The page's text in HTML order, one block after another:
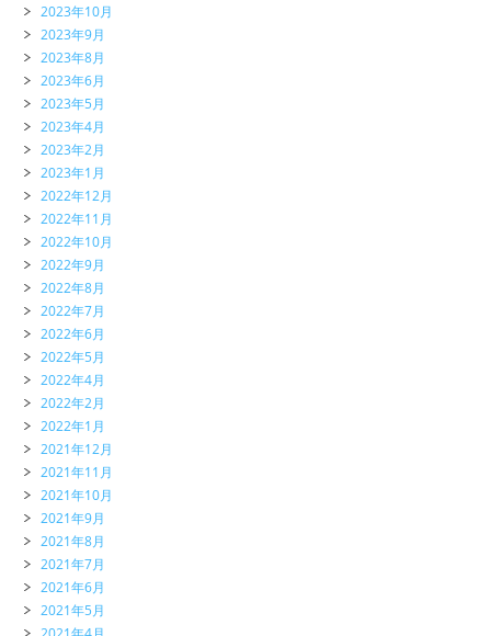
2023年10月
2023年9月
2023年8月
2023年6月
2023年5月
2023年4月
2023年2月
2023年1月
2022年12月
2022年11月
2022年10月
2022年9月
2022年8月
2022年7月
2022年6月
2022年5月
2022年4月
2022年2月
2022年1月
2021年12月
2021年11月
2021年10月
2021年9月
2021年8月
2021年7月
2021年6月
2021年5月